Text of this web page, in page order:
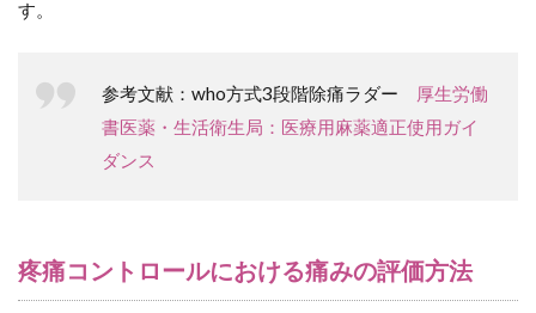
す。
参考文献：who方式3段階除痛ラダー
厚生労働
書医薬・生活衛生局：医療用麻薬適正使用ガイ
ダンス
疼痛コントロールにおける痛みの評価方法